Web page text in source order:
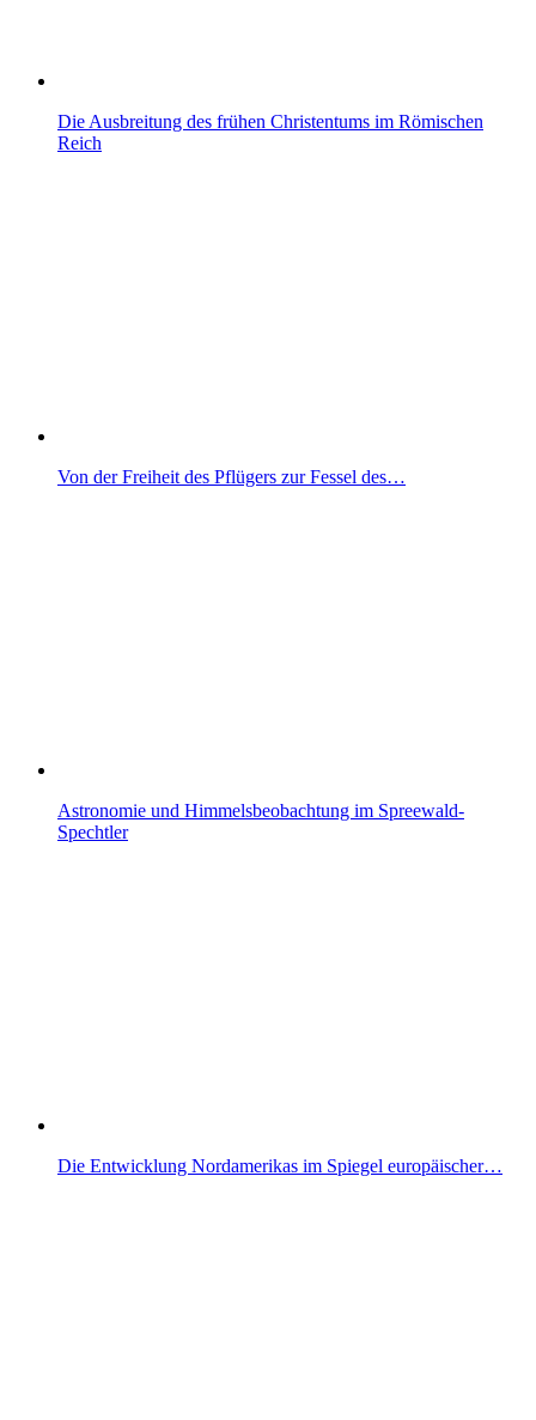
Die Ausbreitung des frühen Christentums im Römischen
Reich
Von der Freiheit des Pflügers zur Fessel des…
Astronomie und Himmelsbeobachtung im Spreewald-
Spechtler
Die Entwicklung Nordamerikas im Spiegel europäischer…